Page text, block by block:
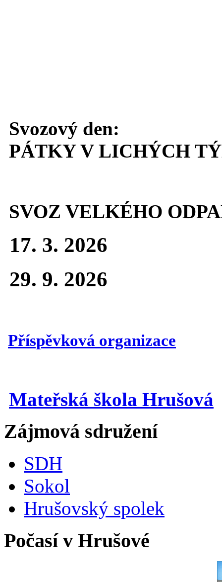
Svozový den:
PÁTKY V LICHÝCH
SVOZ VELKÉHO
17. 3. 2026
29. 9. 2026
Příspěvková organizace
Mateřská škola Hrušová
Zájmová sdružení
SDH
Sokol
Hrušovský spolek
Počasí v Hrušové